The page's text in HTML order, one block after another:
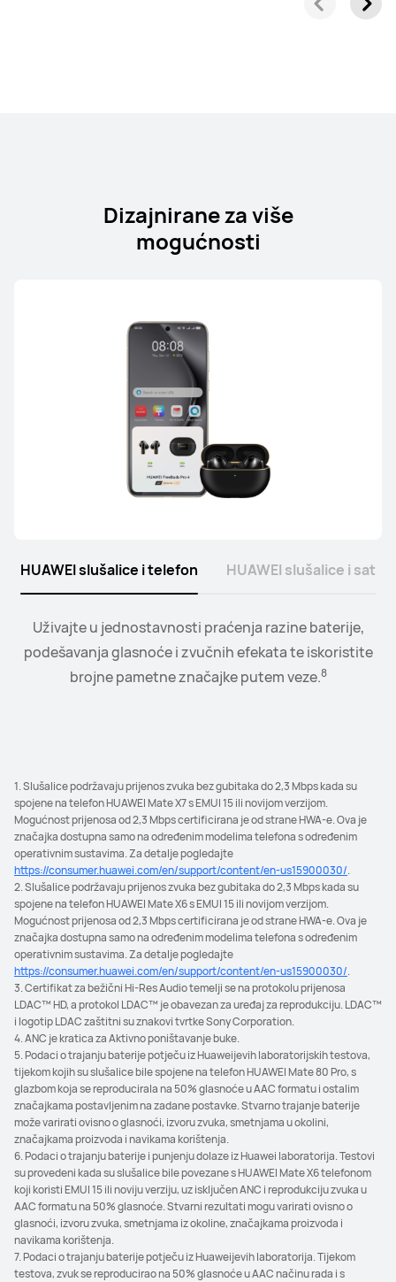
Dizajnirane za više
mogućnosti
Uživajte u jednostavnosti praćenja razine baterije,
podešavanja glasnoće i zvučnih efekata te iskoristite
brojne pametne značajke putem veze.8
Povežite sat sa svojim slušalicama ili zvučnicima i
upravljajte reprodukcijom i glasnoćom jednostavno s
vašeg zapešća.9
HUAWEI slušalice i telefon HUAWEI slušalice i sat
1. Slušalice podržavaju prijenos zvuka bez gubitaka do 2,3 Mbps kada su
spojene na telefon HUAWEI Mate X7 s EMUI 15 ili novijom verzijom.
Mogućnost prijenosa od 2,3 Mbps certificirana je od strane HWA-e. Ova je
značajka dostupna samo na određenim modelima telefona s određenim
operativnim sustavima. Za detalje pogledajte
https://consumer.huawei.com/en/support/content/en-us15900030/.
2. Slušalice podržavaju prijenos zvuka bez gubitaka do 2,3 Mbps kada su
spojene na telefon HUAWEI Mate X6 s EMUI 15 ili novijom verzijom.
Mogućnost prijenosa od 2,3 Mbps certificirana je od strane HWA-e. Ova je
značajka dostupna samo na određenim modelima telefona s određenim
operativnim sustavima. Za detalje pogledajte
https://consumer.huawei.com/en/support/content/en-us15900030/.
3. Certifikat za bežični Hi-Res Audio temelji se na protokolu prijenosa
LDAC™ HD, a protokol LDAC™ je obavezan za uređaj za reprodukciju. LDAC™
i logotip LDAC zaštitni su znakovi tvrtke Sony Corporation.
4. ANC je kratica za Aktivno poništavanje buke.
5. Podaci o trajanju baterije potječu iz Huaweijevih laboratorijskih testova,
tijekom kojih su slušalice bile spojene na telefon HUAWEI Mate 80 Pro, s
glazbom koja se reproducirala na 50% glasnoće u AAC formatu i ostalim
značajkama postavljenim na zadane postavke. Stvarno trajanje baterije
može varirati ovisno o glasnoći, izvoru zvuka, smetnjama u okolini,
značajkama proizvoda i navikama korištenja.
6. Podaci o trajanju baterije i punjenju dolaze iz Huawei laboratorija. Testovi
su provedeni kada su slušalice bile povezane s HUAWEI Mate X6 telefonom
koji koristi EMUI 15 ili noviju verziju, uz isključen ANC i reprodukciju zvuka u
AAC formatu na 50% glasnoće. Stvarni rezultati mogu varirati ovisno o
glasnoći, izvoru zvuka, smetnjama iz okoline, značajkama proizvoda i
navikama korištenja.
7. Podaci o trajanju baterije potječu iz Huaweijevih laboratorija. Tijekom
testova, zvuk se reproducirao na 50% glasnoće u AAC načinu rada i s